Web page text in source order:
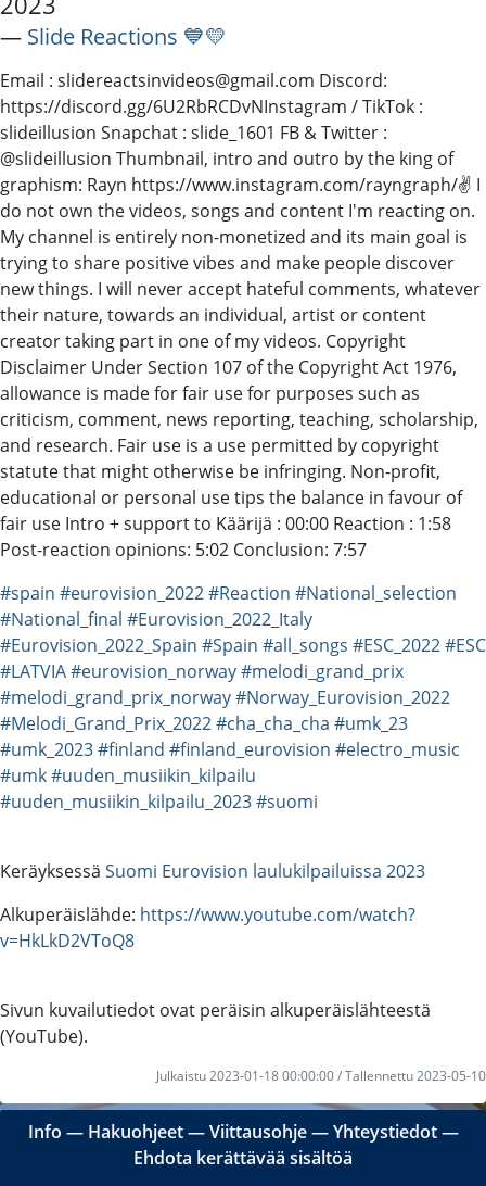
― Slide Reactions 💙💛
Email : slidereactsinvideos@gmail.com Discord:
https://discord.gg/6U2RbRCDvN​​​​​​​​ Instagram / TikTok :
slideillusion Snapchat : slide_1601 FB & Twitter :
@slideillusion Thumbnail, intro and outro by the king of
graphism: Rayn https://www.instagram.com/rayngraph/✌️ I
do not own the videos, songs and content I'm reacting on.
My channel is entirely non-monetized and its main goal is
trying to share positive vibes and make people discover
new things. I will never accept hateful comments, whatever
their nature, towards an individual, artist or content
creator taking part in one of my videos. Copyright
Disclaimer Under Section 107 of the Copyright Act 1976,
allowance is made for fair use for purposes such as
criticism, comment, news reporting, teaching, scholarship,
and research. Fair use is a use permitted by copyright
statute that might otherwise be infringing. Non-profit,
educational or personal use tips the balance in favour of
fair use Intro + support to Käärijä : 00:00 Reaction : 1:58
Post-reaction opinions: 5:02 Conclusion: 7:57
#spain #eurovision_2022#Reaction #National_selection
#National_final #Eurovision_2022_Italy
#Eurovision_2022_Spain #Spain #all_songs #ESC_2022#ESC
#LATVIA#eurovision_norway#melodi_grand_prix
#melodi_grand_prix_norway#Norway_Eurovision_2022
#Melodi_Grand_Prix_2022#cha_cha_cha #umk_23
#umk_2023#finland #finland_eurovision #electro_music
#umk#uuden_musiikin_kilpailu
#uuden_musiikin_kilpailu_2023#suomi
Keräyksessä Suomi Eurovision laulukilpailuissa 2023
Alkuperäislähde: https://www.youtube.com/watch?
v=HkLkD2VToQ8
Sivun kuvailutiedot ovat peräisin alkuperäislähteestä
(YouTube).
Julkaistu 2023-01-18 00:00:00 / Tallennettu 2023-05-10
Info ― Hakuohjeet―Viittausohje―Yhteystiedot―
Ehdota kerättävää sisältöä